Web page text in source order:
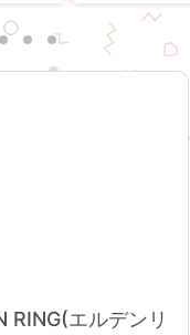
RING(エルデンリ